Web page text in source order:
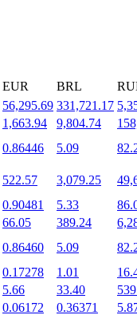
EUR BRL
56,295.69 331,721.17
1,663.94 9,804.74
0.86446 5.09
522.57 3,079.25
0.90481 5.33
66.05 389.24
0.86460 5.09
0.17278 1.01
5.66 33.40
0.06172 0.36371